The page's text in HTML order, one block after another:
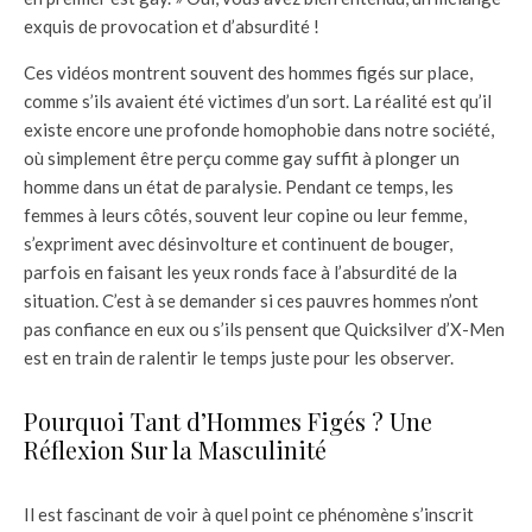
exquis de provocation et d’absurdité !
Ces vidéos montrent souvent des hommes figés sur place,
comme s’ils avaient été victimes d’un sort. La réalité est qu’il
existe encore une profonde homophobie dans notre société,
où simplement être perçu comme gay suffit à plonger un
homme dans un état de paralysie. Pendant ce temps, les
femmes à leurs côtés, souvent leur copine ou leur femme,
s’expriment avec désinvolture et continuent de bouger,
parfois en faisant les yeux ronds face à l’absurdité de la
situation. C’est à se demander si ces pauvres hommes n’ont
pas confiance en eux ou s’ils pensent que Quicksilver d’X-Men
est en train de ralentir le temps juste pour les observer.
Pourquoi Tant d’Hommes Figés ? Une
Réflexion Sur la Masculinité
Il est fascinant de voir à quel point ce phénomène s’inscrit